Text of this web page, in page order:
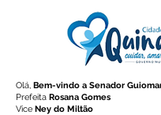
Olá, Bem-vindo a Senador
Prefeita Rosana Gomes
Vice Ney do Miltão